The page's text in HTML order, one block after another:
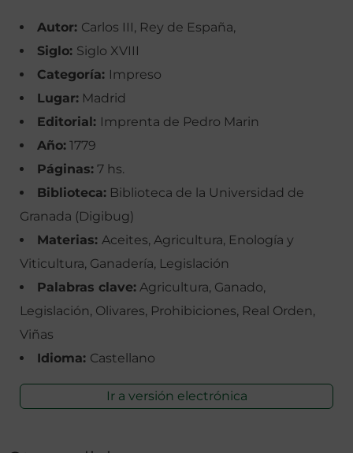
Autor: Carlos III, Rey de España,
Siglo: Siglo XVIII
Categoría: Impreso
Lugar: Madrid
Editorial: Imprenta de Pedro Marin
Año: 1779
Páginas: 7 hs.
Biblioteca: Biblioteca de la Universidad de
Granada (Digibug)
Materias: Aceites, Agricultura, Enología y
Viticultura, Ganadería, Legislación
Palabras clave: Agricultura, Ganado,
Legislación, Olivares, Prohibiciones, Real Orden,
Viñas
Idioma: Castellano
Ir a versión electrónica